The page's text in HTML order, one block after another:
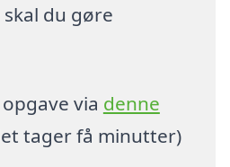
du gøre
via denne
tager få minutter)